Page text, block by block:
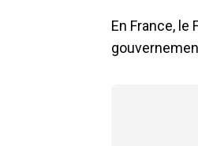
En France,